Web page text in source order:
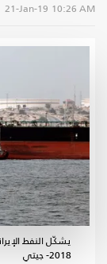
21-Jan-19 10:26 AM
2018- جيتي